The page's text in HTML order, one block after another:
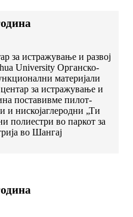
за истражување и развој
University Органско-
материјали
за истражување и
поставивме пилот-
и нискојаглеродни „Ти
полиестри во паркот за
во Шангај